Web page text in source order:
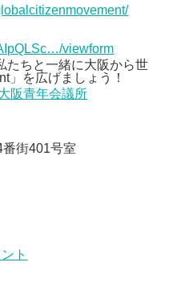
viewform
たちと一緒に大阪から世
」を広げましょう！
阪青年会議所
街401号室
ト